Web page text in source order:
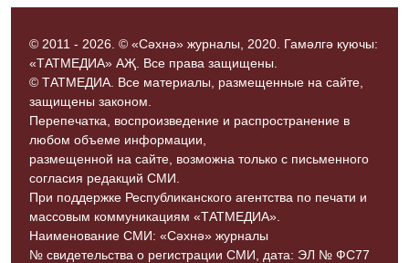
© 2011 - 2026. © «Сәхнә» журналы, 2020. Гамәлгә куючы:
«ТАТМЕДИА» АҖ. Все права защищены.
© ТАТМЕДИА. Все материалы, размещенные на сайте,
защищены законом.
Перепечатка, воспроизведение и распространение в
любом объеме информации,
размещенной на сайте, возможна только с письменного
согласия редакций СМИ.
При поддержке Республиканского агентства по печати и
массовым коммуникациям «ТАТМЕДИА».
Наименование СМИ: «Сәхнә» журналы
№ свидетельства о регистрации СМИ, дата: ЭЛ № ФС77